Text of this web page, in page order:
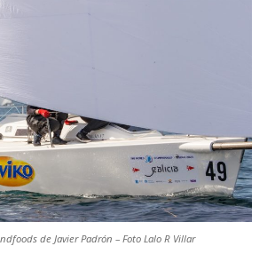
de Javier Padrón – Foto Lalo R Villar